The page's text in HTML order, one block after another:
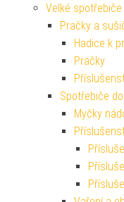
Velké spotřebiče
Pračky a
Hadice k
Pračky
Spotřebiče
Myčky